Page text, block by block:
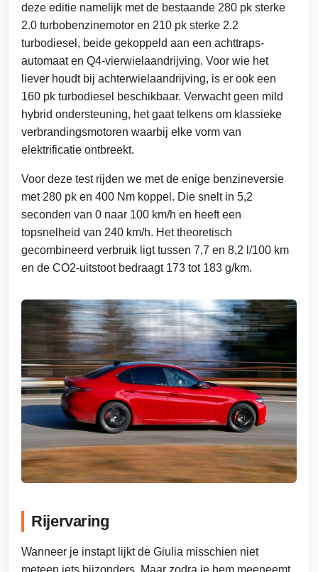
deze editie namelijk met de bestaande 280 pk sterke
2.0 turbobenzinemotor en 210 pk sterke 2.2
turbodiesel, beide gekoppeld aan een achttraps-
automaat en Q4-vierwielaandrijving. Voor wie het
liever houdt bij achterwielaandrijving, is er ook een
160 pk turbodiesel beschikbaar. Verwacht geen mild
hybrid ondersteuning, het gaat telkens om klassieke
verbrandingsmotoren waarbij elke vorm van
elektrificatie ontbreekt.
Voor deze test rijden we met de enige benzineversie
met 280 pk en 400 Nm koppel. Die snelt in 5,2
seconden van 0 naar 100 km/h en heeft een
topsnelheid van 240 km/h. Het theoretisch
gecombineerd verbruik ligt tussen 7,7 en 8,2 l/100 km
en de CO2-uitstoot bedraagt 173 tot 183 g/km.
Rijervaring
Wanneer je instapt lijkt de Giulia misschien niet